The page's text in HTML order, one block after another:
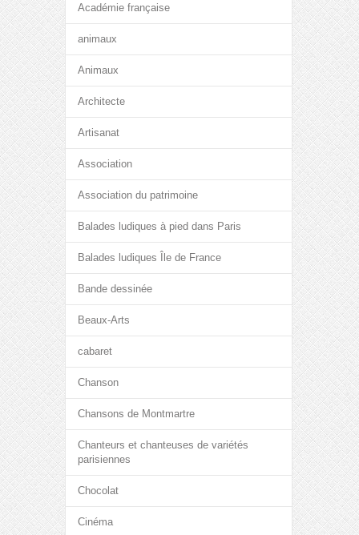
Académie française
animaux
Animaux
Architecte
Artisanat
Association
Association du patrimoine
Balades ludiques à pied dans Paris
Balades ludiques Île de France
Bande dessinée
Beaux-Arts
cabaret
Chanson
Chansons de Montmartre
Chanteurs et chanteuses de variétés
parisiennes
Chocolat
Cinéma